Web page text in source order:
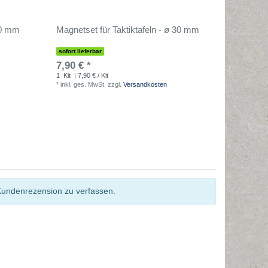
mm Magnetset für Taktiktafeln - ø 30 mm
sofort lieferbar
7,90 € *
1 Kit
| 7,90 € / Kit
* inkl. ges. MwSt. zzgl. Versandkosten
2,90 €
inkl.
zu verfassen.